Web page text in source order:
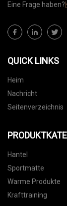
Eine Frage haben?
QUICK LINKS
Heim
Nachricht
Seitenverzeichnis
Hantel
Sportmatte
Warme Produkte
Krafttraining